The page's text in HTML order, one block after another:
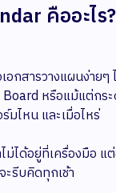
คืออะไร?
กสารวางแผนง่ายๆ
หรือแม้แต่กร
ไหน และเมื่อไหร่
ม่ได้อยู่ที่เครื่องมือ
รีบคิดทุกเช้า